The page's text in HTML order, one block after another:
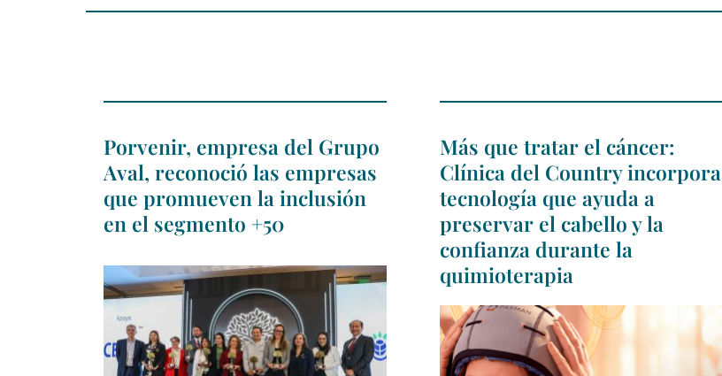
Porvenir, empresa del Grupo
Aval, reconoció las empresas
que promueven la inclusión
en el segmento +50
Más que tratar el cáncer:
Clínica del Country incorpora
tecnología que ayuda a
preservar el cabello y la
confianza durante la
quimioterapia